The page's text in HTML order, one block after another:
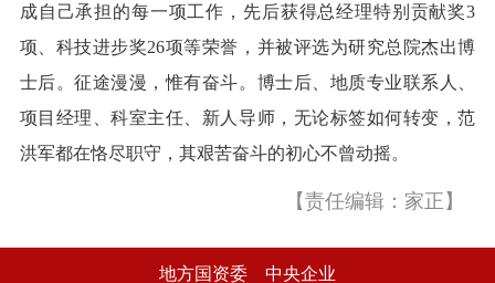
成自己承担的每一项工作，先后获得总经理特别贡献奖3
项、科技进步奖26项等荣誉，并被评选为研究总院杰出博
士后。征途漫漫，惟有奋斗。博士后、地质专业联系人、
项目经理、科室主任、新人导师，无论标签如何转变，范
洪军都在恪尽职守，其艰苦奋斗的初心不曾动摇。
【责任编辑：家正】
地方国资委 中央企业